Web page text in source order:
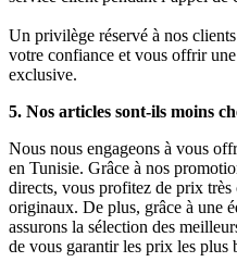
Un privilège réservé à nos
votre confiance et vous offrir
exclusive.
5. Nos articles sont-ils moins
Nous nous engageons à vous
en Tunisie. Grâce à nos
directs, vous profitez de prix
originaux. De plus, grâce à une
assurons la sélection des
de vous garantir les prix les plus